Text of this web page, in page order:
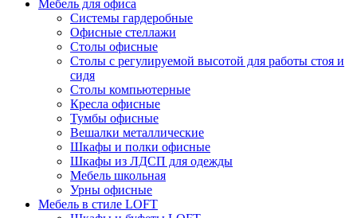
Мебель для офиса
Системы гардеробные
Офисные стеллажи
Столы офисные
Столы с регулируемой высотой для работы стоя и
сидя
Столы компьютерные
Кресла офисные
Тумбы офисные
Вешалки металлические
Шкафы и полки офисные
Шкафы из ЛДСП для одежды
Мебель школьная
Урны офисные
Мебель в стиле LOFT